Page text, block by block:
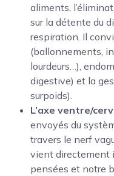
aliments,
sur la détente du
respiration. Il
(ballonnements,
lourdeurs…),
digestive) et la
surpoids).
L’axe ventre/
envoyés du
travers le nerf
vient directement
pensées et notre